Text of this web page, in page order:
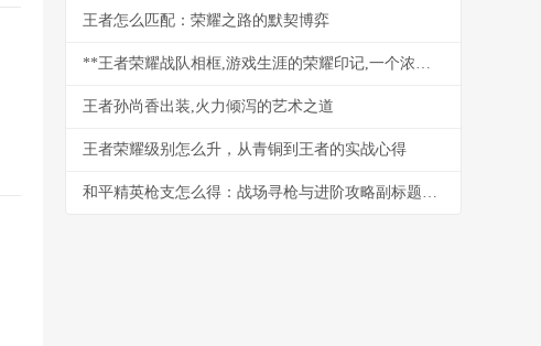
王者怎么匹配：荣耀之路的默契博弈
**王者荣耀战队相框,游戏生涯的荣耀印记,一个浓缩的集体记忆符号**
王者孙尚香出装,火力倾泻的艺术之道
王者荣耀级别怎么升，从青铜到王者的实战心得
和平精英枪支怎么得：战场寻枪与进阶攻略副标题：从赤手空拳到全副武装的生存之道